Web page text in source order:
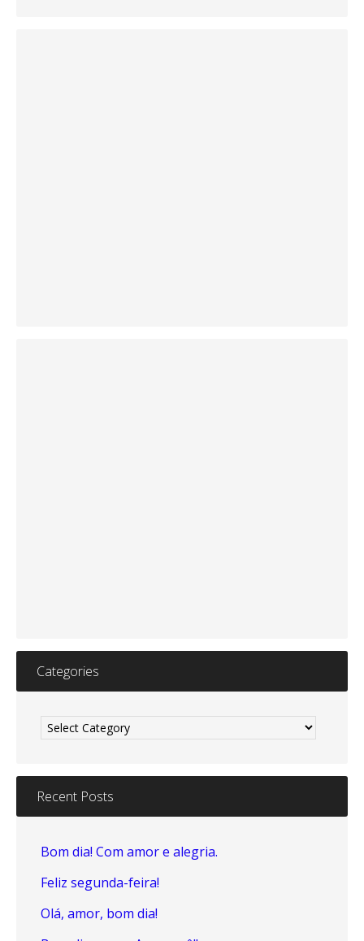
Categories
Recent Posts
Bom dia! Com amor e alegria.
Feliz segunda-feira!
Olá, amor, bom dia!